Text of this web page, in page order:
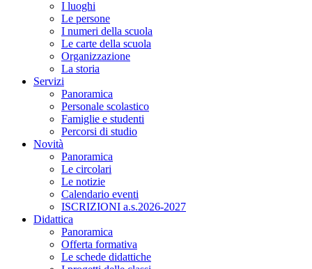
I luoghi
Le persone
I numeri della scuola
Le carte della scuola
Organizzazione
La storia
Servizi
Panoramica
Personale scolastico
Famiglie e studenti
Percorsi di studio
Novità
Panoramica
Le circolari
Le notizie
Calendario eventi
ISCRIZIONI a.s.2026-2027
Didattica
Panoramica
Offerta formativa
Le schede didattiche